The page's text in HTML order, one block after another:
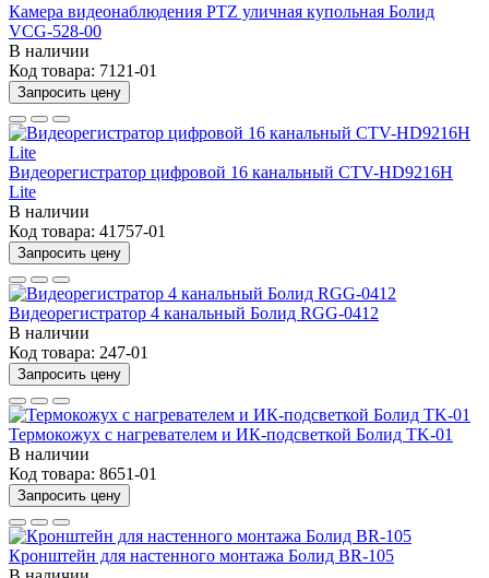
Камера видеонаблюдения PTZ уличная купольная Болид
VCG-528-00
В наличии
Код товара: 7121-01
Запросить цену
Видеорегистратор цифровой 16 канальный CTV-HD9216H
Lite
В наличии
Код товара: 41757-01
Запросить цену
Видеорегистратор 4 канальный Болид RGG-0412
В наличии
Код товара: 247-01
Запросить цену
Термокожух с нагревателем и ИК-подсветкой Болид TK-01
В наличии
Код товара: 8651-01
Запросить цену
Кронштейн для настенного монтажа Болид BR-105